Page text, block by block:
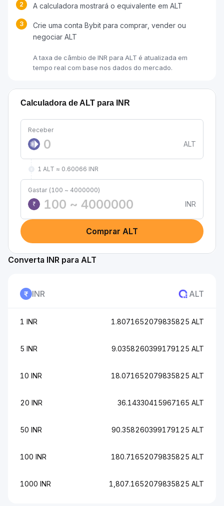
2 A calculadora mostrará o equivalente em ALT
3
Crie uma conta Bybit para comprar, vender ou
negociar ALT
A taxa de câmbio de INR para ALT é atualizada em
tempo real com base nos dados do mercado.
Calculadora de ALT para INR
Receber
ALT
1 ALT ≈ 0.60066 INR
Gastar (100 ~ 4000000)
₹
INR
Comprar ALT
Converta INR para ALT
INR ALT
1 INR 1.8071652079835825 ALT
5 INR 9.0358260399179125 ALT
10 INR 18.071652079835825 ALT
20 INR 36.14330415967165 ALT
50 INR 90.358260399179125 ALT
100 INR 180.71652079835825 ALT
1000 INR 1,807.1652079835825 ALT